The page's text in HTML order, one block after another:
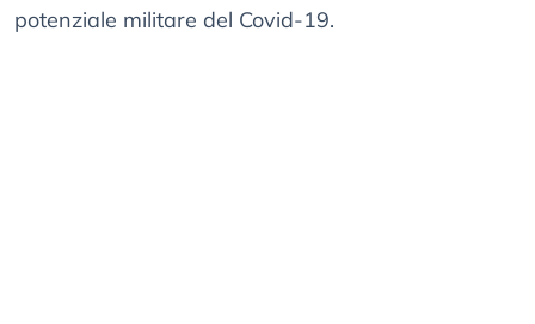
potenziale militare del Covid-19.